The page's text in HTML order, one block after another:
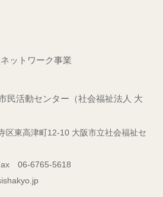
民活動センター（社会福祉法人 大
区東高津町12-10 大阪市立社会福祉セ
06-6765-5618
ットワーク事業